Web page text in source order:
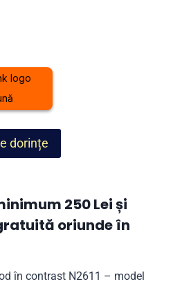
dorințe
250 Lei și
oriunde în
în contrast N2611 – model